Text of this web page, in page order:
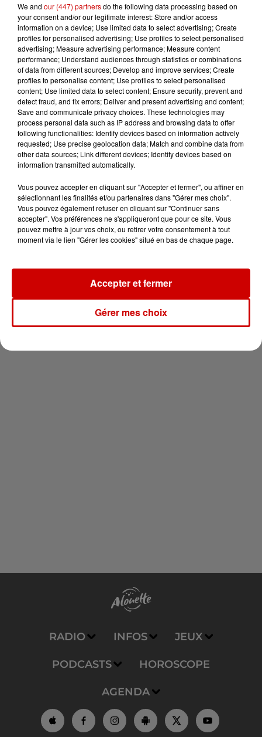
Gagnez vos places pour le
festival Marché Gourmand 2026
à Coulon !
Le Duel - Gagnez vos entrées
pour le parc animalier de votre
choix !
Destination Vacances - Gagnez
votre séjour en famille au cœur
de la...
Newsletter
RADIO INFOS JEUX
PODCASTS HOROSCOPE
AGENDA
We and our (447) partnersdo the following data processing based on
your consent and/or our legitimate interest: Store and/or access
information on a device; Use limited data to select advertising; Create
profiles for personalised advertising; Use profiles to select personalised
advertising; Measure advertising performance; Measure content
performance; Understand audiences through statistics or combinations
of data from different sources; Develop and improve services; Create
profiles to personalise content; Use profiles to select personalised
content; Use limited data to select content; Ensure security, prevent and
detect fraud, and fix errors; Deliver and present advertising and content;
Save and communicate privacy choices. These technologies may
process personal data such as IP address and browsing data to offer
following functionalities: Identify devices based on information actively
requested; Use precise geolocation data; Match and combine data from
other data sources; Link different devices; Identify devices based on
information transmitted automatically.
Vous pouvez accepter en cliquant sur "Accepter et fermer", ou affiner en
sélectionnant les finalités et/ou partenaires dans "Gérer mes choix".
Vous pouvez également refuser en cliquant sur "Continuer sans
accepter". Vos préférences ne s'appliqueront que pour ce site. Vous
pouvez mettre à jour vos choix, ou retirer votre consentement à tout
moment via le lien "Gérer les cookies" situé en bas de chaque page.
Gérer mes choix
Accepter et fermer